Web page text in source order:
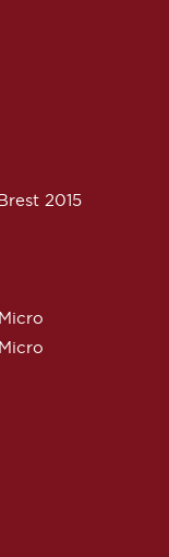
2015